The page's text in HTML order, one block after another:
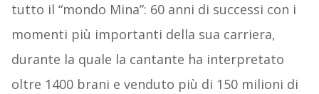
tutto il “mondo Mina”: 60 anni di successi con i
momenti più importanti della sua carriera,
durante la quale la cantante ha interpretato
oltre 1400 brani e venduto più di 150 milioni di